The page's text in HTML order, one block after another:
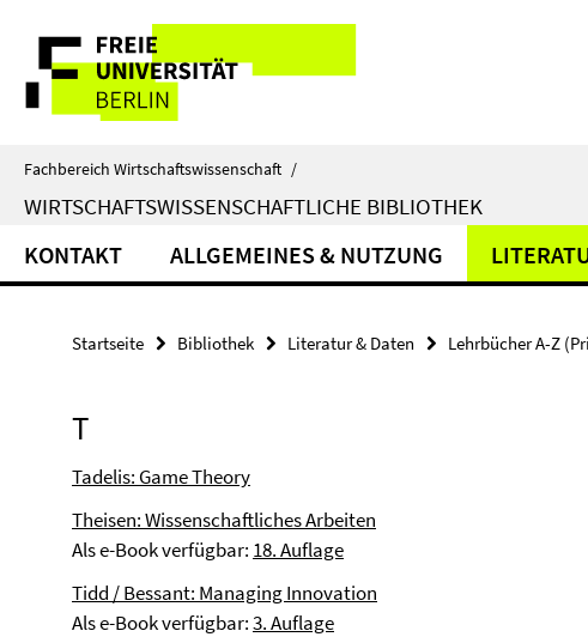
direkt
Inhalt
Service-
Navigation
Fachbereich Wirtschaftswissenschaft /
WIRTSCHAFTSWISSENSCHAFTLICHE BIBLIOTHEK
KONTAKT ALLGEMEINES & NUTZUNG
Startseite Bibliothek Literatur & Daten Lehrbücher A-Z
T
Tadelis: Game Theory
Theisen: Wissenschaftliches Arbeiten
Als e-Book verfügbar: 18. Auflage
Tidd / Bessant: Managing Innovation
Als e-Book verfügbar:3. Auflage